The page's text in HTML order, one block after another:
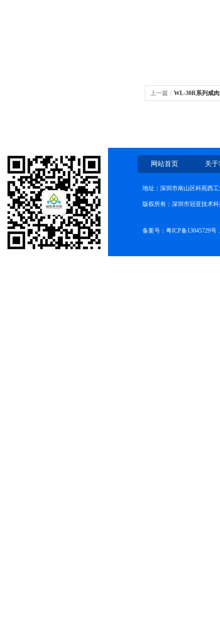
上一篇： WL-30R系列咸
网站首页 关
地址：深圳市南山区科苑西
版权所有：深圳市冠亚技术
备案号： 粤ICP备13045729号